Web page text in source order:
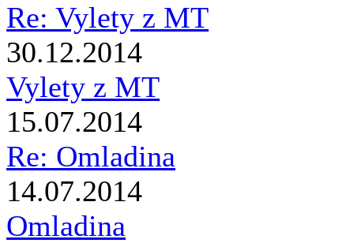
Re: Vylety z MT
30.12.2014
Vylety z MT
15.07.2014
Re: Omladina
14.07.2014
Omladina